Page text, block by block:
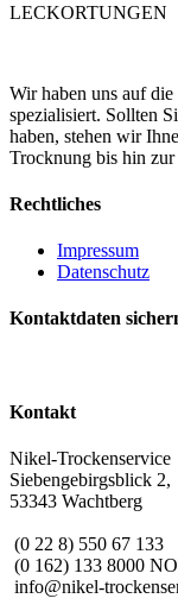
LECKORTUNGEN
Wir haben uns auf
spezialisiert. Sollten
haben, stehen wir
Trocknung bis hin zur
Rechtliches
Impressum
Datenschutz
Kontaktdaten
Kontakt
Nikel-Trockenservice
Siebengebirgsblick 2,
53343 Wachtberg
(0 22 8) 550 67 133
(0 162) 133 8000
info@nikel-